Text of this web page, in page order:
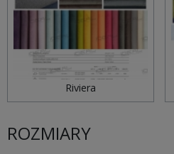
Riviera
ROZMIARY